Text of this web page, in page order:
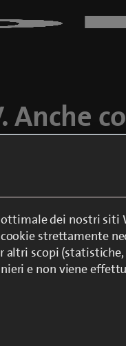
Anche
blue TV anche su
Live TV
dei nostri siti
strettamente
scopi (statistiche,
e non viene